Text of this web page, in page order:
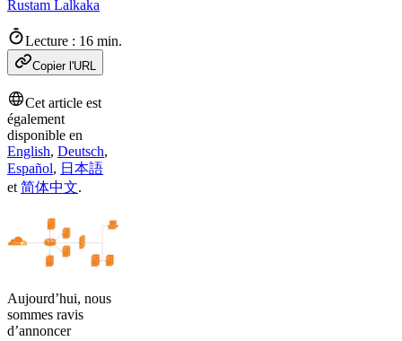
Rustam Lalkaka
Lecture : 16 min.
Copier l'URL
Cet article est
également
disponible en
English, Deutsch,
Español, 日本語
et 简体中文.
Aujourd’hui, nous
sommes ravis
d’annoncer